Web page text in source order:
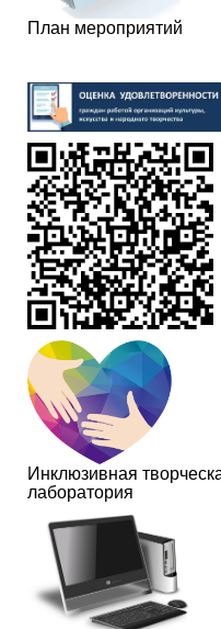
План мероприятий
Инклюзивная
лаборатория